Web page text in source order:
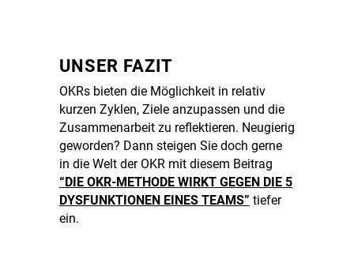
UNSER FAZIT
OKRs bieten die Möglichkeit in relativ
kurzen Zyklen, Ziele anzupassen und die
Zusammenarbeit zu reflektieren. Neugierig
geworden? Dann steigen Sie doch gerne
in die Welt der OKR mit diesem Beitrag
“DIE OKR-METHODE WIRKT GEGEN DIE 5
DYSFUNKTIONEN EINES TEAMS” tiefer
ein.